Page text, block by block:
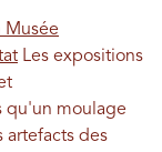
Musée
Les expositions
qu'un moulage
des